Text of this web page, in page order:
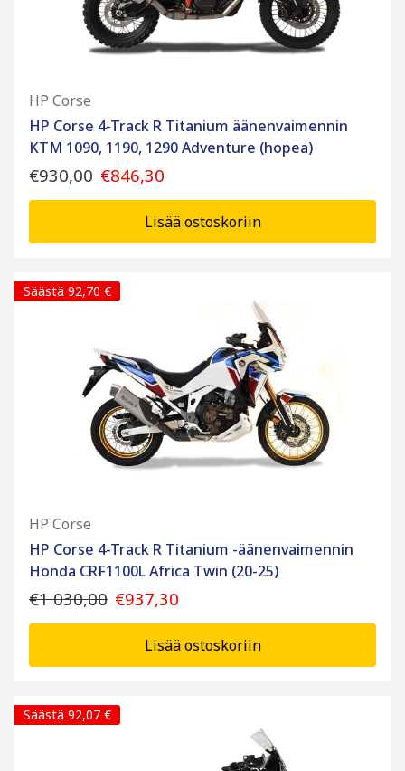
HP Corse
HP Corse 4-Track R Titanium äänenvaimennin
KTM 1090, 1190, 1290 Adventure (hopea)
€930,00 €846,30
Lisää ostoskoriin
Säästä 92,70 €
HP Corse
HP Corse 4-Track R Titanium -äänenvaimennin
Honda CRF1100L Africa Twin (20-25)
€1 030,00 €937,30
Lisää ostoskoriin
Säästä 92,07 €